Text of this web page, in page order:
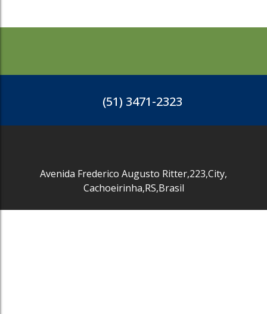
(51) 3471-2323
Avenida Frederico Augusto Ritter,223,City,
Cachoeirinha,RS,Brasil